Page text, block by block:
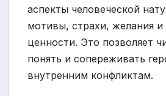
аспекты человеческой
мотивы, страхи, желания
ценности. Это позволяет
понять и сопереживать
внутренним конфликтам.